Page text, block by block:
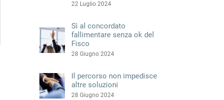
22 Luglio 2024
Sì al concordato
fallimentare senza ok del
Fisco
28 Giugno 2024
Il percorso non impedisce
altre soluzioni
28 Giugno 2024